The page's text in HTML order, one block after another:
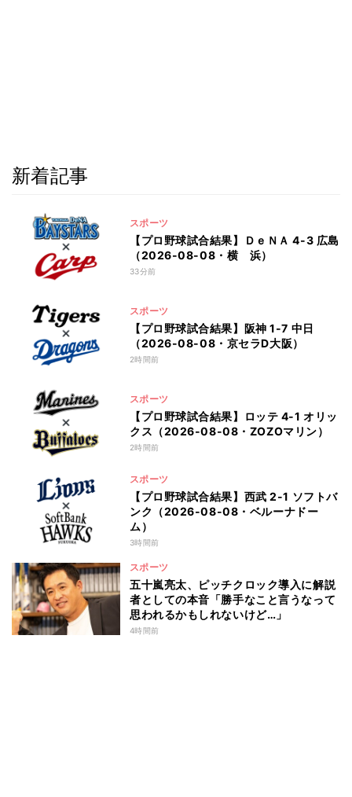
新着記事
スポーツ
【プロ野球試合結果】ＤｅＮＡ 4-3 広島
（2026-08-08・横 浜）
33分前
スポーツ
【プロ野球試合結果】阪神 1-7 中日
（2026-08-08・京セラD大阪）
2時間前
スポーツ
【プロ野球試合結果】ロッテ 4-1 オリッ
クス（2026-08-08・ZOZOマリン）
2時間前
スポーツ
【プロ野球試合結果】西武 2-1 ソフトバ
ンク（2026-08-08・ベルーナドー
ム）
3時間前
スポーツ
五十嵐亮太、ピッチクロック導入に解説
者としての本音「勝手なこと言うなって
思われるかもしれないけど…」
4時間前